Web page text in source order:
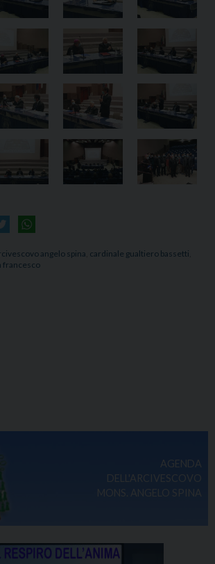
angelo spina cardinale gualtiero bassetti
francesco
AGENDA
DELL'ARCIVESCOVO
MONS. ANGELO SPINA